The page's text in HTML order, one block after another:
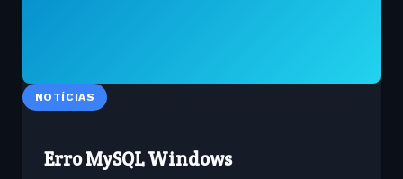
NOTÍCIAS
Erro MySQL Windows